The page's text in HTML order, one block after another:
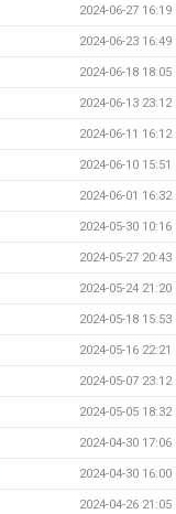
2024-06-27 16:19
2024-06-23 16:49
2024-06-18 18:05
2024-06-13 23:12
2024-06-11 16:12
2024-06-10 15:51
2024-06-01 16:32
2024-05-30 10:16
2024-05-27 20:43
2024-05-24 21:20
2024-05-18 15:53
2024-05-16 22:21
2024-05-07 23:12
2024-05-05 18:32
2024-04-30 17:06
2024-04-30 16:00
2024-04-26 21:05